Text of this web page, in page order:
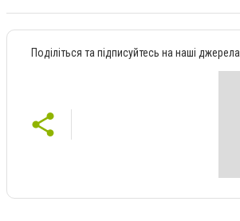
Поділіться та підписуйтесь на наші джерела